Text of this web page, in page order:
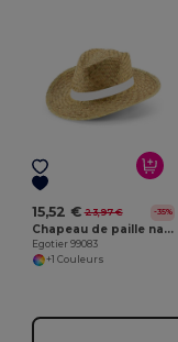
15,52 € 23,97 € -35%
Chapeau de paille naturel
Egotier 99083
+1 Couleurs